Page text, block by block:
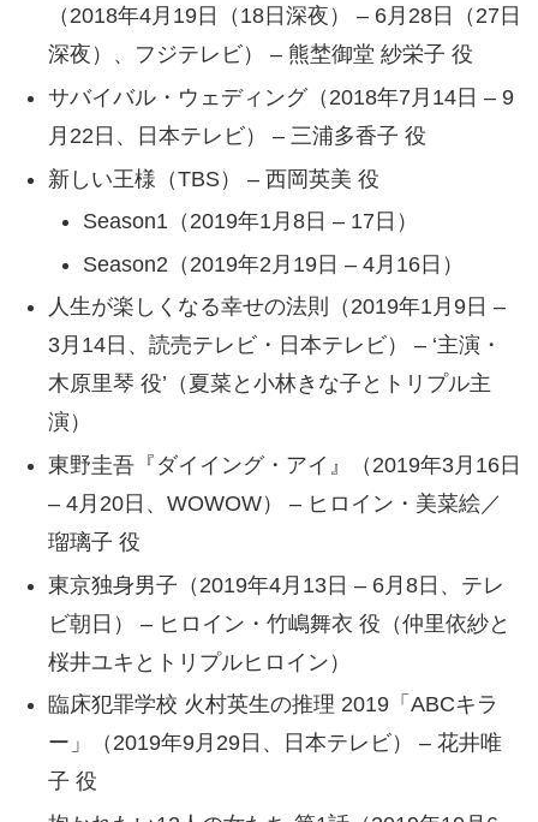
（2018年4月19日（18日深夜） – 6月28日（27日
深夜）、フジテレビ） – 熊埜御堂 紗栄子 役
サバイバル・ウェディング（2018年7月14日 – 9
月22日、日本テレビ） – 三浦多香子 役
新しい王様（TBS） – 西岡英美 役
Season1（2019年1月8日 – 17日）
Season2（2019年2月19日 – 4月16日）
人生が楽しくなる幸せの法則（2019年1月9日 –
3月14日、読売テレビ・日本テレビ） – ‘主演・
木原里琴 役’（夏菜と小林きな子とトリプル主
演）
東野圭吾『ダイイング・アイ』（2019年3月16日
– 4月20日、WOWOW） – ヒロイン・美菜絵／
瑠璃子 役
東京独身男子（2019年4月13日 – 6月8日、テレ
ビ朝日） – ヒロイン・竹嶋舞衣 役（仲里依紗と
桜井ユキとトリプルヒロイン）
臨床犯罪学校 火村英生の推理 2019「ABCキラ
ー」（2019年9月29日、日本テレビ） – 花井唯
子 役